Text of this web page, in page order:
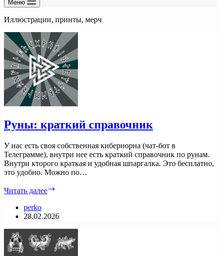
Меню
Иллюстрации, принты, мерч
Руны: краткий справочник
У нас есть своя собственная кибернорна (чат-бот в
Телеграмме), внутри нее есть краткий справочник по рунам.
Внутри кторого краткая и удобная шпаргалка. Это бесплатно,
это удобно. Можно по…
Читать далее
perko
28.02.2026